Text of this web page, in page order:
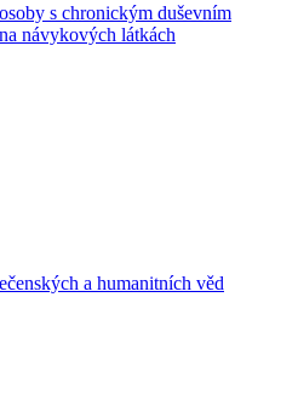
s chronickým duševním
návykových látkách
a humanitních věd